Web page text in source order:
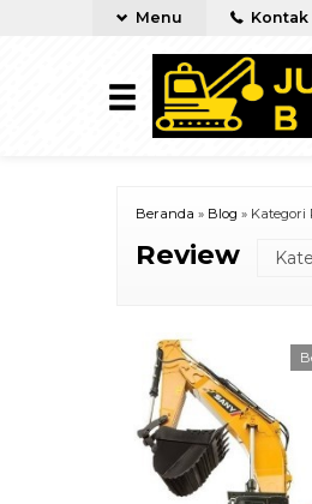
Menu Kontak
Beranda » Blog » Kategori
Review